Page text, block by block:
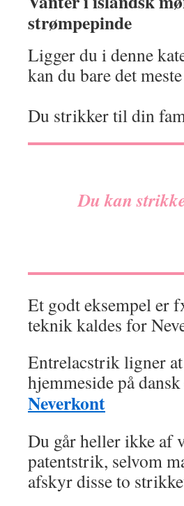
strømpepinde
Ligger du i denne
kan du bare det
Du strikker til din
Du kan
Et godt eksempel er
teknik kaldes for
Entrelacstrik ligner
hjemmeside på
Neverkont
Du går heller ikke af
patentstrik, selvom
afskyr disse to